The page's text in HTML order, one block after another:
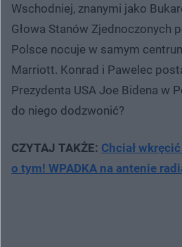
Wschodniej, znanymi jako
Głowa Stanów Zjednoczonych
Polsce nocuje w samym
Marriott. Konrad i Pawelec
Prezydenta USA Joe Bidena w
do niego dodzwonić?
CZYTAJ TAKŻE: Chciał
o tym! WPADKA na antenie